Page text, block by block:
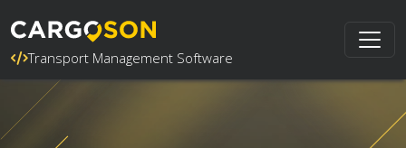
Transport Management Software